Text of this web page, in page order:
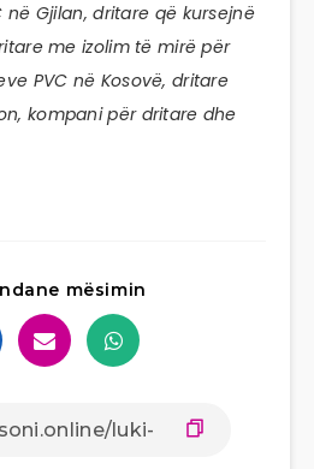
në Gjilan, dritare që kursejnë
me izolim të mirë për
PVC në Kosovë, dritare
kompani për dritare dhe
mësimin